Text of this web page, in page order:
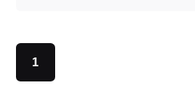
1